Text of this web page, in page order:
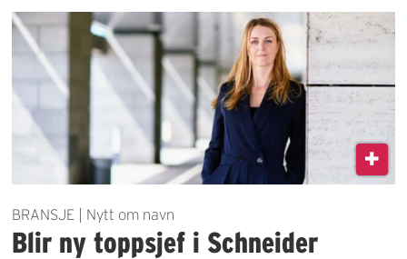
BRANSJE | Nytt om navn
Blir ny toppsjef i Schneider